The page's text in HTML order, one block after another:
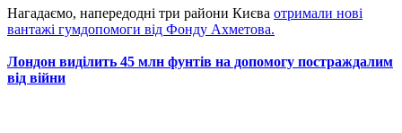
Нагадаємо, напередодні три райони Києва отримали нові
вантажі гумдопомоги від Фонду Ахметова.
Лондон виділить 45 млн фунтів на допомогу постраждалим
від війни